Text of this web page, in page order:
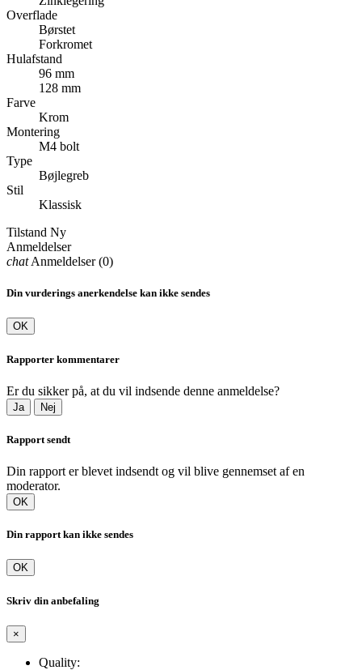
Overflade
Børstet
Forkromet
Hulafstand
96 mm
128 mm
Farve
Krom
Montering
M4 bolt
Type
Bøjlegreb
Stil
Klassisk
Tilstand Ny
Anmeldelser
chatAnmeldelser (0)
Din vurderings anerkendelse kan ikke sendes
OK
Rapporter kommentarer
Er du sikker på, at du vil indsende denne anmeldelse?
Ja Nej
Rapport sendt
Din rapport er blevet indsendt og vil blive gennemset af en
moderator.
OK
Din rapport kan ikke sendes
OK
Skriv din anbefaling
×
Quality: